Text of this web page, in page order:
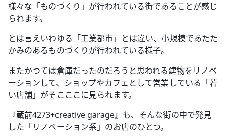
様々な「ものづくり」が行われている街であることが感じ
られます。
とは言えいわゆる「工業都市」とは違い、小規模であたた
かみのあるものづくりが行われている様子。
またかつては倉庫だったのだろうと思われる建物をリノベ
ーションして、ショップやカフェとして営業している「若
い店舗」がそこここに見られます。
『蔵前4273+creative garage』も、そんな街の中で発見
した「リノベーション系」のお店のひとつ。